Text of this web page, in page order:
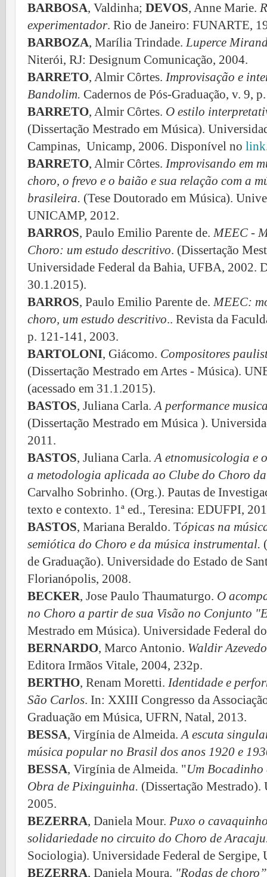
BARBOSA, Valdinha; DEVOS, Anne Marie.
experimentador. Rio de Janeiro: FUNARTE,
BARBOZA, Marília Trindade. Luperce
Niterói, RJ: Designum Comunicação, 2004.
BARRETO, Almir Côrtes. Improvisação e
Bandolim. Cadernos de Pós-Graduação, v. 9,
BARRETO, Almir Côrtes. O estilo
(Dissertação Mestrado em Música).
Campinas, Unicamp, 2006. Disponível no link
BARRETO, Almir Côrtes. Improvisando em
choro, o frevo e o baião e sua relação com a
brasileira. (Tese Doutorado em Música).
UNICAMP, 2012.
BARROS, Paulo Emilio Parente de. MEEC -
Choro: um estudo descritivo. (Dissertação
Universidade Federal da Bahia, UFBA, 2002.
30.1.2015).
BARROS, Paulo Emilio Parente de. MEEC:
choro, um estudo descritivo.. Revista da
p. 121-141, 2003.
BARTOLONI, Giácomo. Compositores
(Dissertação Mestrado em Artes - Música).
(acessado em 31.1.2015).
BASTOS, Juliana Carla.A performance
(Dissertação Mestrado em Música ).
2011.
BASTOS, Juliana Carla.A etnomusicologia e
a metodologia aplicada ao Clube do Choro
Carvalho Sobrinho. (Org.). Pautas de
texto e contexto. 1ª ed., Teresina: EDUFPI,
BASTOS, Mariana Beraldo. Tópicas na
semiótica do Choro e da música instrumental.
de Graduação). Universidade do Estado de
Florianópolis, 2008.
BECKER, Jose Paulo Thaumaturgo. O
no Choro a partir de sua Visão no Conjunto
Mestrado em Música). Universidade Federal
BERNARDO, Marco Antonio. Waldir
Editora Irmãos Vitale, 2004, 232p.
BERTHO, Renam Moretti. Identidade e
São Carlos. In: XXIII Congresso da
Graduação em Música, UFRN, Natal, 2013.
BESSA, Virgínia de Almeida.A escuta
música popular no Brasil dos anos 1920 e
BESSA, Virgínia de Almeida. "Um
Obra de Pixinguinha. (Dissertação Mestrado).
2005.
BEZERRA, Daniela Mour. Puxo o
solidariedade no circuito do Choro de
Sociologia). Universidade Federal de Sergipe,
BEZERRA, Daniela Moura. "Rodas de